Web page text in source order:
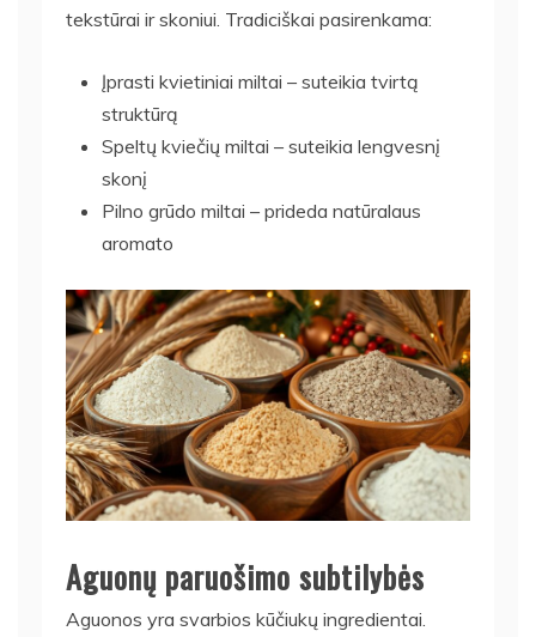
tekstūrai ir skoniui. Tradiciškai pasirenkama:
Įprasti kvietiniai miltai – suteikia tvirtą
struktūrą
Speltų kviečių miltai – suteikia lengvesnį
skonį
Pilno grūdo miltai – prideda natūralaus
aromato
Aguonų paruošimo subtilybės
Aguonos yra svarbios kūčiukų ingredientai.